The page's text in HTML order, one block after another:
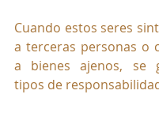
Cuando estos seres
a terceras personas o
a bienes ajenos, se
tipos de